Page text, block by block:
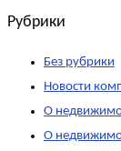
Рубрики
Без рубрики
Новости
О
О